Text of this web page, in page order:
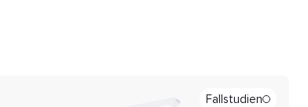
Fallstudien